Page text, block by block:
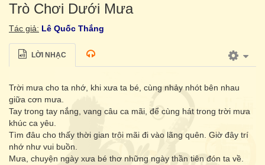
Trò Chơi Dưới Mưa
Tác giả: Lê Quốc Thắng
LỜI NHẠC
Trời mưa cho ta nhớ, khi xưa ta bé, cùng nhảy nhót bên nhau
giữa cơn mưa.
Tay trong tay nắng, vang câu ca mãi, để cùng hát trong trời mưa
khúc ca yêu.
Tìm đâu cho thấy thời gian trôi mãi đi vào lãng quên. Giờ đây trí
nhớ như vui buồn.
Mưa, chuyện ngày xưa bé thơ những ngày thần tiên đón ta về.